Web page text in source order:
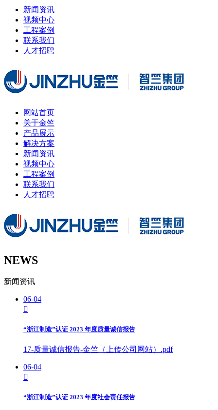
新闻资讯
视频中心
工程案例
联系我们
人才招聘
网站首页
关于金竺
产品展示
解决方案
新闻资讯
视频中心
工程案例
联系我们
人才招聘
NEWS
新闻资讯
06-04

“浙江制造”认证 2023 年度质量诚信报告
17-质量诚信报告-金竺（上传公司网站）.pdf
06-04

“浙江制造”认证 2023 年度社会责任报告